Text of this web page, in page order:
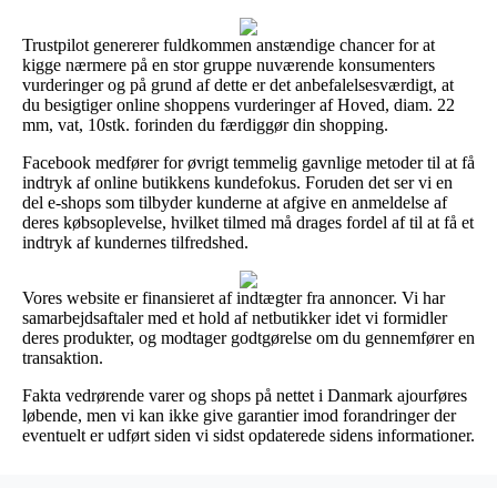
Trustpilot genererer fuldkommen anstændige chancer for at
kigge nærmere på en stor gruppe nuværende konsumenters
vurderinger og på grund af dette er det anbefalelsesværdigt, at
du besigtiger online shoppens vurderinger af Hoved, diam. 22
mm, vat, 10stk. forinden du færdiggør din shopping.
Facebook medfører for øvrigt temmelig gavnlige metoder til at få
indtryk af online butikkens kundefokus. Foruden det ser vi en
del e-shops som tilbyder kunderne at afgive en anmeldelse af
deres købsoplevelse, hvilket tilmed må drages fordel af til at få et
indtryk af kundernes tilfredshed.
Vores website er finansieret af indtægter fra annoncer. Vi har
samarbejdsaftaler med et hold af netbutikker idet vi formidler
deres produkter, og modtager godtgørelse om du gennemfører en
transaktion.
Fakta vedrørende varer og shops på nettet i Danmark ajourføres
løbende, men vi kan ikke give garantier imod forandringer der
eventuelt er udført siden vi sidst opdaterede sidens informationer.